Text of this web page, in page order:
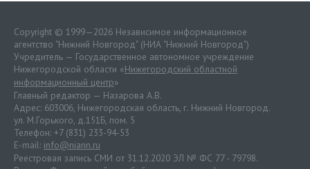
Copyright © 1999—2026 Независимое информационное
агентство "Нижний Новгород" (НИА "Нижний Новгород")
Учредитель — Государственное автономное учреждение
Нижегородской области «Нижегородский областной
информационный центр»
Главный редактор — Назарова А.В.
Адрес: 603006, Нижегородская область, г. Нижний Новгород.
ул. М.Горького, д.151Б, пом. 5
Телефон: +7 (831) 233-94-53
E-mail: info@niann.ru
Реестровая запись СМИ от 31.12.2020 ЭЛ № ФС 77 - 79798.